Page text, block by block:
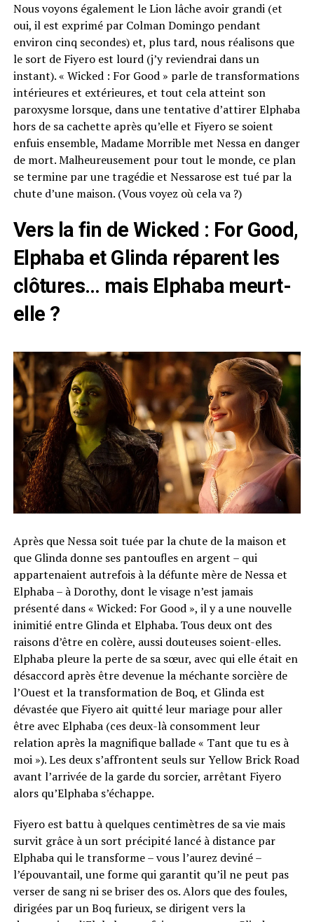
Nous voyons également le Lion lâche avoir grandi (et
oui, il est exprimé par Colman Domingo pendant
environ cinq secondes) et, plus tard, nous réalisons que
le sort de Fiyero est lourd (j’y reviendrai dans un
instant). « Wicked : For Good » parle de transformations
intérieures et extérieures, et tout cela atteint son
paroxysme lorsque, dans une tentative d’attirer Elphaba
hors de sa cachette après qu’elle et Fiyero se soient
enfuis ensemble, Madame Morrible met Nessa en danger
de mort. Malheureusement pour tout le monde, ce plan
se termine par une tragédie et Nessarose est tué par la
chute d’une maison. (Vous voyez où cela va ?)
Vers la fin de Wicked : For Good,
Elphaba et Glinda réparent les
clôtures… mais Elphaba meurt-
elle ?
Après que Nessa soit tuée par la chute de la maison et
que Glinda donne ses pantoufles en argent – ​​qui
appartenaient autrefois à la défunte mère de Nessa et
Elphaba – à Dorothy, dont le visage n’est jamais
présenté dans « Wicked: For Good », il y a une nouvelle
inimitié entre Glinda et Elphaba. Tous deux ont des
raisons d’être en colère, aussi douteuses soient-elles.
Elphaba pleure la perte de sa sœur, avec qui elle était en
désaccord après être devenue la méchante sorcière de
l’Ouest et la transformation de Boq, et Glinda est
dévastée que Fiyero ait quitté leur mariage pour aller
être avec Elphaba (ces deux-là consomment leur
relation après la magnifique ballade « Tant que tu es à
moi »). Les deux s’affrontent seuls sur Yellow Brick Road
avant l’arrivée de la garde du sorcier, arrêtant Fiyero
alors qu’Elphaba s’échappe.
Fiyero est battu à quelques centimètres de sa vie mais
survit grâce à un sort précipité lancé à distance par
Elphaba qui le transforme – vous l’aurez deviné –
l’épouvantail, une forme qui garantit qu’il ne peut pas
verser de sang ni se briser des os. Alors que des foules,
dirigées par un Boq furieux, se dirigent vers la